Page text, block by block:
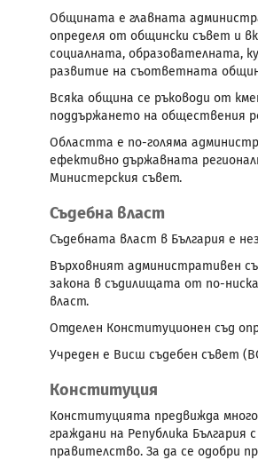
Общината е главната
определя от общински съвет и
социалната, образователната,
развитие на съответната
Всяка община се ръководи от
поддържането на обществения
Областта е по-голяма
ефективно държавната
Министерския съвет.
Съдебна власт
Съдебната власт в България е
Върховният административен
закона в съдилищата от по-
власт.
Отделен Конституционен съд
Учреден е Висш съдебен съвет
Конституция
Конституцията предвижда
граждани на Република България
правителство. За да се одобри